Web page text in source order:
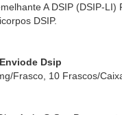
A DSIP (DSIP-LI)
DSIP.
De Dsip
frasco, 10 Frascos/